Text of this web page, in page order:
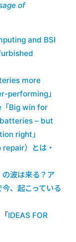
of
and BSI
more
performing」
Big win for
– but
right」
）とは・
波は来る？ア
、起こっている
IDEAS FOR